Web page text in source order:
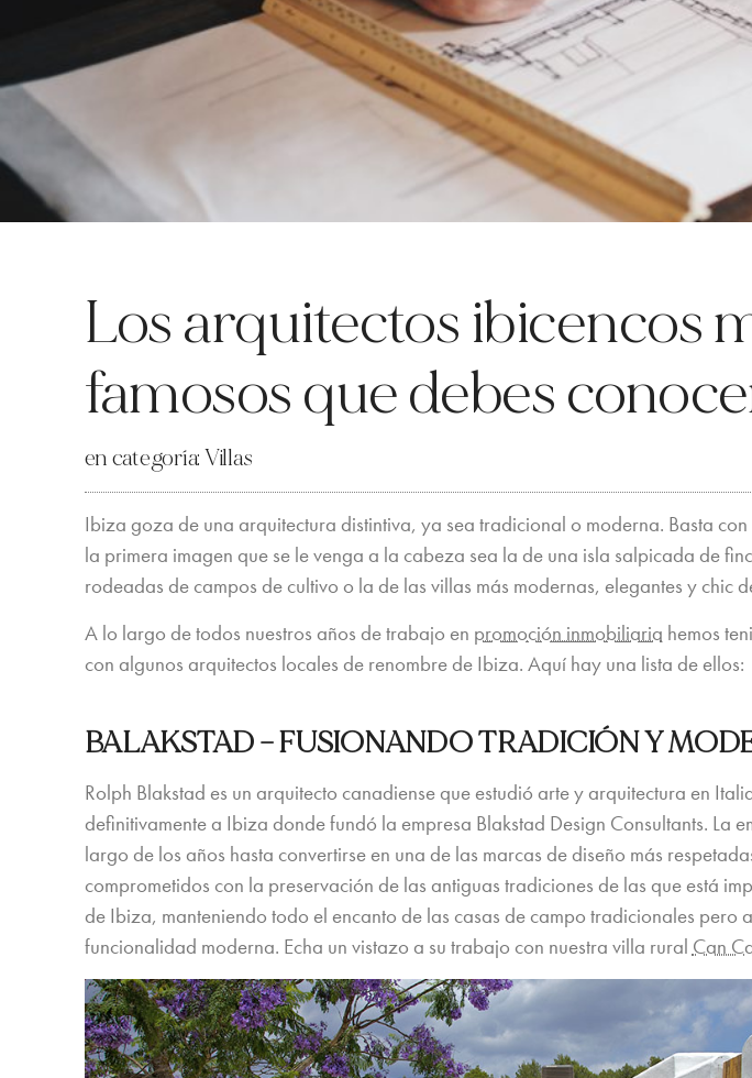
Los arquitectos ibicencos
famosos que debes
en categoría: Villas
Ibiza goza de una arquitectura distintiva, ya sea tradicional o moderna. Basta
la primera imagen que se le venga a la cabeza sea la de una isla salpicada de
rodeadas de campos de cultivo o la de las villas más modernas, elegantes y chic
A lo largo de todos nuestros años de trabajo en promoción inmobiliaria hemos
con algunos arquitectos locales de renombre de Ibiza. Aquí hay una lista de ellos:
BALAKSTAD –FUSIONANDO TRADICIÓN Y
Rolph Blakstad es un arquitecto canadiense que estudió arte y arquitectura en
definitivamente a Ibiza donde fundó la empresa Blakstad Design Consultants. La
largo de los años hasta convertirse en una de las marcas de diseño más
comprometidos con la preservación de las antiguas tradiciones de las que está
de Ibiza, manteniendo todo el encanto de las casas de campo tradicionales pero
funcionalidad moderna. Echa un vistazo a su trabajo con nuestra villa ruralCan